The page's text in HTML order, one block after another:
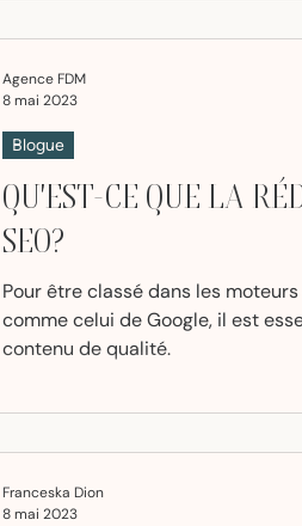
QU'EST-CE QUE LA
SEO?
Pour être classé dans les
comme celui de Google, il est
contenu de qualité.
Blogue
Agence FDM
8 mai 2023
Franceska Dion
8 mai 2023